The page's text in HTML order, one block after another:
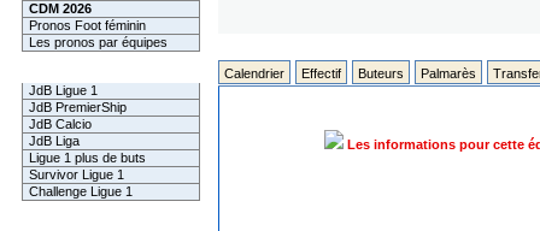
CDM 2026
Pronos Foot féminin
Les pronos par équipes
JdB Ligue 1
JdB PremierShip
JdB Calcio
JdB Liga
Ligue 1 plus de buts
Survivor Ligue 1
Challenge Ligue 1
Calendrier Effectif Buteurs Palmarès
Les informations pour cette